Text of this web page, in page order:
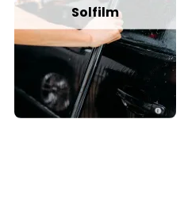
Solfilm